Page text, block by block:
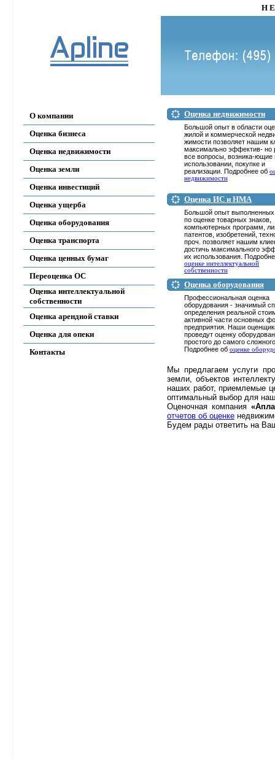
Н
О компании
Оценка бизнеса
Оценка недвижимости
Оценка земли
Оценка инвестиций
Оценка ущерба
Оценка оборудования
Оценка транспорта
Оценка ценных бумаг
Переоценка ОС
Оценка интеллектуальной
собственности
Оценка арендной ставки
Оценка для опеки
Контакты
Оценка недвижимости
Большой опыт в области
жилой и коммерческой
жимости позволяет нашим
максимально эффектив- но
все вопросы, возника-ющие
использовании, покупке и
реализации. Подробнее об
недвижимости
Оценка ИC и НМА
Большой опыт выполненных
по оценке товарных знаков,
компьютерных программ,
патентов, изобретений,
проч. позволяет нашим
достичь максимального
их использования.
оценке интеллектуальной
собственности
Оценка оборудования
Профессиональная оценка
оборудования - значимый
определения реальной
активной части основных
предприятия. Наши
проведут оценку
простого до самого
Подробнее об оценке
Мы предлагаем услуги
земли, объектов
наших работ, приемлемые
оптимальный выбор для
Оценочная компания
отчетов об оценке
Будем рады ответить на